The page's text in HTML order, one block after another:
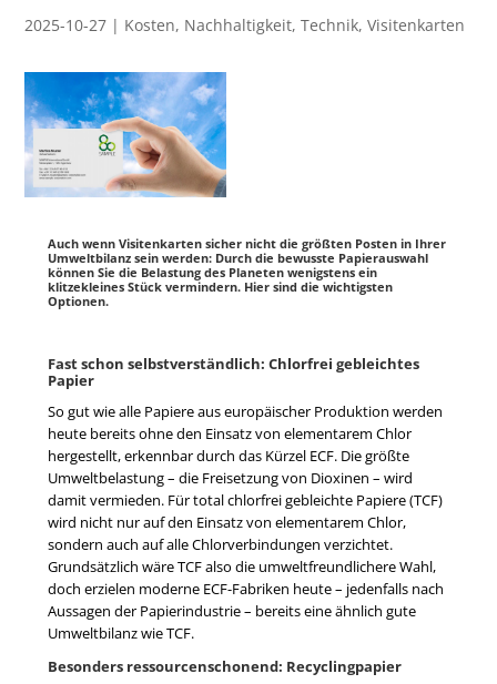
2025-10-27 | Kosten, Nachhaltigkeit,Technik,Visitenkarten
Auch wenn Visitenkarten sicher nicht die größten Posten in Ihrer
Umweltbilanz sein werden: Durch die bewusste Papierauswahl
können Sie die Belastung des Planeten wenigstens ein
klitzekleines Stück vermindern. Hier sind die wichtigsten
Optionen.
Fast schon selbstverständlich: Chlorfrei gebleichtes
Papier
So gut wie alle Papiere aus europäischer Produktion werden
heute bereits ohne den Einsatz von elementarem Chlor
hergestellt, erkennbar durch das Kürzel ECF. Die größte
Umweltbelastung – die Freisetzung von Dioxinen – wird
damit vermieden. Für total chlorfrei gebleichte Papiere (TCF)
wird nicht nur auf den Einsatz von elementarem Chlor,
sondern auch auf alle Chlorverbindungen verzichtet.
Grundsätzlich wäre TCF also die umweltfreundlichere Wahl,
doch erzielen moderne ECF-Fabriken heute – jedenfalls nach
Aussagen der Papierindustrie – bereits eine ähnlich gute
Umweltbilanz wie TCF.
Besonders ressourcenschonend: Recyclingpapier